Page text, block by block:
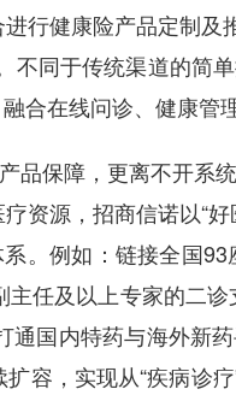
行健康险产品定制及
不同于传统渠道的简
合在线问诊、健康管
保障，更离不开系
资源，招商信诺以“
。例如：链接全国
任及以上专家的二
通国内特药与海外新
容，实现从“疾病诊